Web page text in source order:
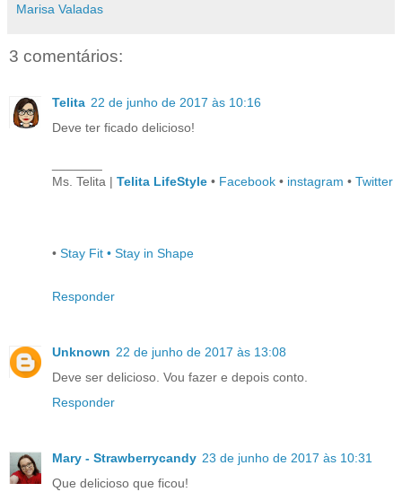
Marisa Valadas
3 comentários:
Telita 22 de junho de 2017 às 10:16
Deve ter ficado delicioso!
Ms. Telita | Telita LifeStyle • Facebook • instagram • Twitter
• Stay Fit • Stay in Shape
Responder
Unknown 22 de junho de 2017 às 13:08
Deve ser delicioso. Vou fazer e depois conto.
Responder
Mary - Strawberrycandy 23 de junho de 2017 às 10:31
Que delicioso que ficou!